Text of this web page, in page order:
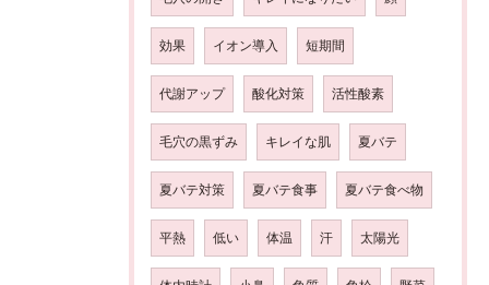
効果 イオン導入 短期間
代謝アップ 酸化対策 活性酸素
毛穴の黒ずみ キレイな肌 夏バテ
夏バテ対策 夏バテ食事 夏バテ食べ物
平熱 低い 体温 汗 太陽光